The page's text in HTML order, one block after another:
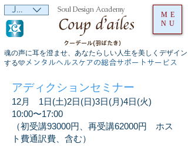
クーデール(羽ばたき）
魂の声に耳を澄ませ、あなたらしい人生を美しくデザイン
する🩵 メンタルヘルスケアの総合サポートサービス
ME
NU
JPY (¥) Soul Design Academy
アディクションセミナー
12月 1日(土)2日(日)3日(月)4日(火)
10:00〜17:00
（初受講93000円、再受講62000円 ホス
ト費通訳費、含む）